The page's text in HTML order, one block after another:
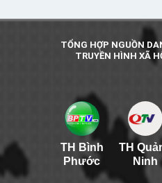
TỔNG HỢP NGUỒN
TRUYỀN HÌNH XÃ
TH Bình
Phước
TH
Ninh